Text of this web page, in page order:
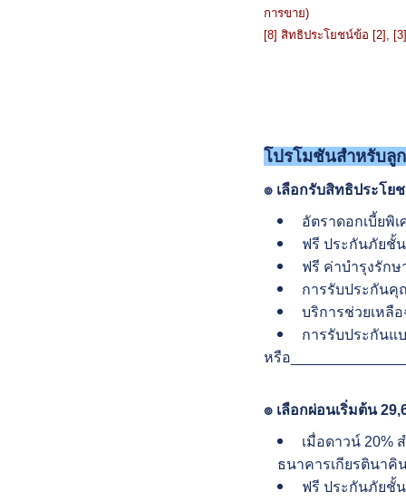
การขาย)
[8] สิทธิประโยชน์ข้อ [2],
โปรโมชันสำหรับลู
๏ เลือกรับสิทธิประโย
อัตราดอกเบี้ยพิ
ฟรี ประกันภัยชั้น
ฟรี ค่าบำรุงรักษ
การรับประกันคุ
บริการช่วยเหลือ
การรับประกันแ
หรือ
๏ เลือกผ่อนเริ่มต้น
เมื่อดาวน์ 20%
ธนาคารเกียรตินาคิ
ฟรี ประกันภัยชั้น